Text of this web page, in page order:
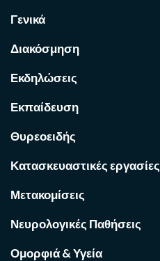
Γενικά
Διακόσμηση
Εκδηλώσεις
Εκπαίδευση
Θυρεοειδής
Κατασκευαστικές εργασίες
Μετακομίσεις
Νευρολογικές Παθήσεις
Ομορφιά & Υγεία